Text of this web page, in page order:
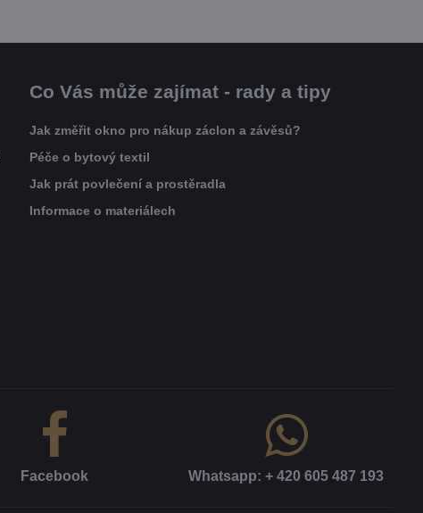
Co Vás může zajímat - rady a tipy
Jak změřit okno pro nákup záclon a závěsů?
Péče o bytový textil
Jak prát povlečení a prostěradla
Informace o materiálech
Facebook Whatsapp: + 420 605 487 193